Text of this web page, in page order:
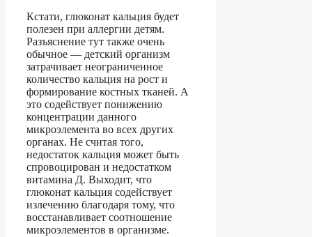
Кстати, глюконат кальция будет
полезен при аллергии детям.
Разъяснение тут также очень
обычное — детский организм
затрачивает неограниченное
количество кальция на рост и
формирование костных тканей. А
это содействует понижению
концентрации данного
микроэлемента во всех других
органах. Не считая того,
недостаток кальция может быть
спровоцирован и недостатком
витамина Д. Выходит, что
глюконат кальция содействует
излечению благодаря тому, что
восстанавливает соотношение
микроэлементов в организме.